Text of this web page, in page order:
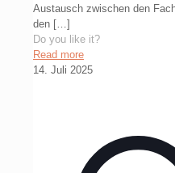
Austausch zwischen den
den […]
Do you like it?
Read more
14. Juli 2025